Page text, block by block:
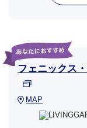
フェニックス
MAP